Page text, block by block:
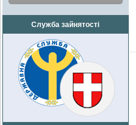
Служба зайнятості